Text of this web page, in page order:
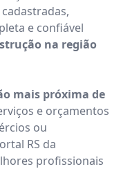
e confiável
na região
mais próxima de
e orçamentos
ou
RS da
profissionais